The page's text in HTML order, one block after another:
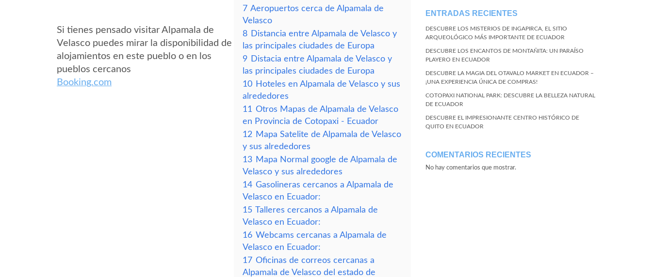
Si tienes pensado visitar Alpamala de
Velasco puedes mirar la disponibilidad de
alojamientos en este pueblo o en los
pueblos cercanos
Booking.com
7 Aeropuertos cerca de Alpamala de
Velasco
8 Distancia entre Alpamala de Velasco y
las principales ciudades de Europa
9 Distacia entre Alpamala de Velasco y
las principales ciudades de Europa
10 Hoteles en Alpamala de Velasco y sus
alrededores
11 Otros Mapas de Alpamala de Velasco
en Provincia de Cotopaxi - Ecuador
12 Mapa Satelite de Alpamala de Velasco
y sus alrededores
13 Mapa Normal google de Alpamala de
Velasco y sus alrededores
14 Gasolineras cercanos a Alpamala de
Velasco en Ecuador:
15 Talleres cercanos a Alpamala de
Velasco en Ecuador:
16 Webcams cercanas a Alpamala de
Velasco en Ecuador:
17 Oficinas de correos cercanas a
Alpamala de Velasco del estado de
ENTRADAS RECIENTES
DESCUBRE LOS MISTERIOS DE INGAPIRCA, EL SITIO
ARQUEOLÓGICO MÁS IMPORTANTE DE ECUADOR
DESCUBRE LOS ENCANTOS DE MONTAÑITA: UN PARAÍSO
PLAYERO EN ECUADOR
DESCUBRE LA MAGIA DEL OTAVALO MARKET EN ECUADOR –
¡UNA EXPERIENCIA ÚNICA DE COMPRAS!
COTOPAXI NATIONAL PARK: DESCUBRE LA BELLEZA NATURAL
DE ECUADOR
DESCUBRE EL IMPRESIONANTE CENTRO HISTÓRICO DE
QUITO EN ECUADOR
COMENTARIOS RECIENTES
No hay comentarios que mostrar.